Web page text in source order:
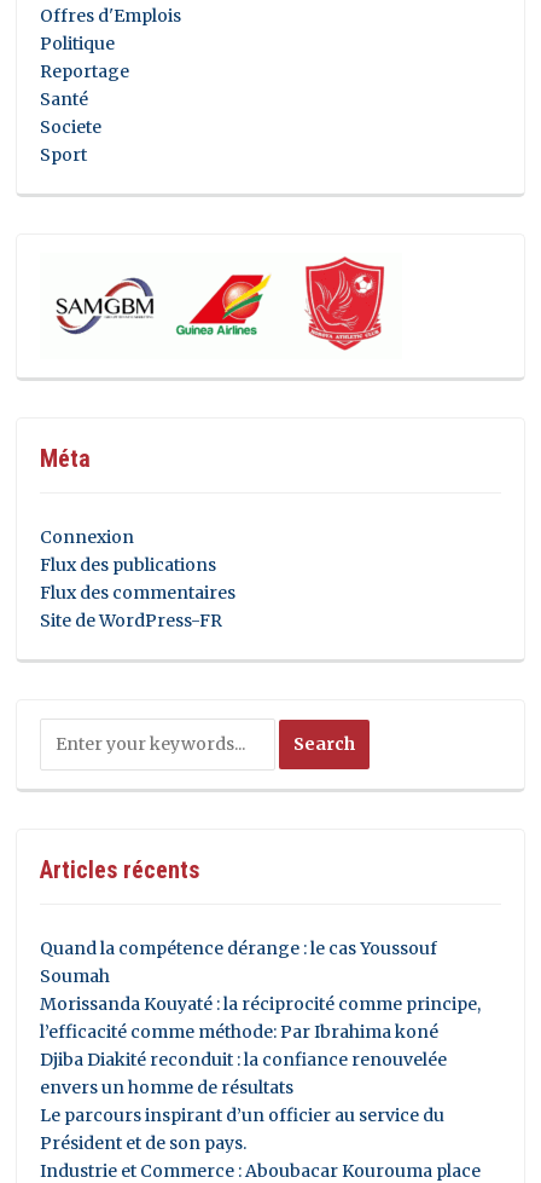
Offres d'Emplois
Politique
Reportage
Santé
Societe
Sport
Méta
Connexion
Flux des publications
Flux des commentaires
Site de WordPress-FR
Articles récents
Quand la compétence dérange : le cas Youssouf
Soumah
Morissanda Kouyaté : la réciprocité comme principe,
l’efficacité comme méthode: Par Ibrahima koné
Djiba Diakité reconduit : la confiance renouvelée
envers un homme de résultats
Le parcours inspirant d’un officier au service du
Président et de son pays.
Industrie et Commerce : Aboubacar Kourouma place